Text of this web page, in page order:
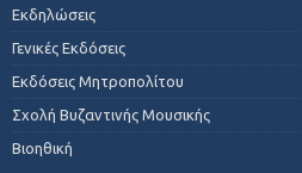
Εκδηλώσεις
Γενικές Εκδόσεις
Εκδόσεις Μητροπολίτου
Σχολή Βυζαντινής Μουσικής
Βιοηθική